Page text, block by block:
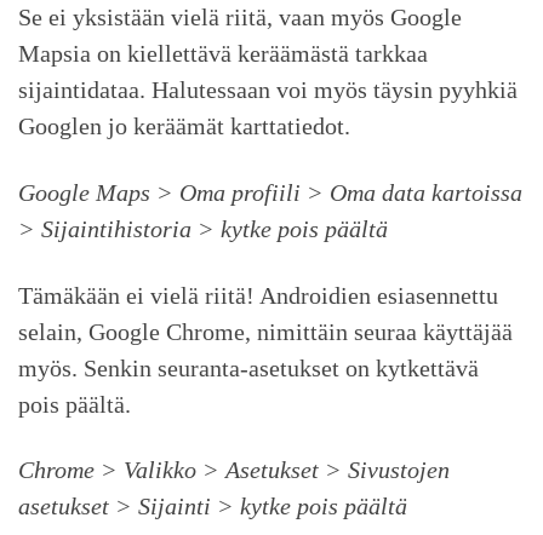
Se ei yksistään vielä riitä, vaan myös Google
Mapsia on kiellettävä keräämästä tarkkaa
sijaintidataa. Halutessaan voi myös täysin pyyhkiä
Googlen jo keräämät karttatiedot.
Google Maps > Oma profiili > Oma data kartoissa
> Sijaintihistoria > kytke pois päältä
Tämäkään ei vielä riitä! Androidien esiasennettu
selain, Google Chrome, nimittäin seuraa käyttäjää
myös. Senkin seuranta-asetukset on kytkettävä
pois päältä.
Chrome > Valikko > Asetukset > Sivustojen
asetukset > Sijainti > kytke pois päältä